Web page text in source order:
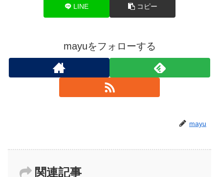
LINE コピー
mayuをフォローする
mayu
関連記事